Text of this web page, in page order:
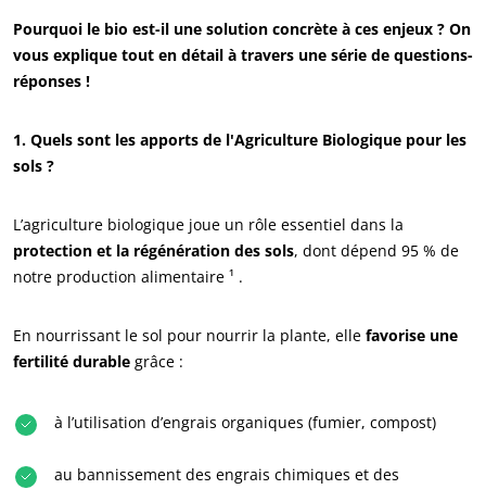
Pourquoi le bio est-il une solution concrète à ces enjeux ? On
vous explique tout en détail à travers une série de questions-
réponses !
1. Quels sont les apports de l'Agriculture Biologique pour les
sols ?
L’agriculture biologique joue un rôle essentiel dans la
protection et la régénération des sols, dont dépend 95 % de
notre production alimentaire ¹ .
En nourrissant le sol pour nourrir la plante, elle favorise une
fertilité durable grâce :
à l’utilisation d’engrais organiques (fumier, compost)
au bannissement des engrais chimiques et des